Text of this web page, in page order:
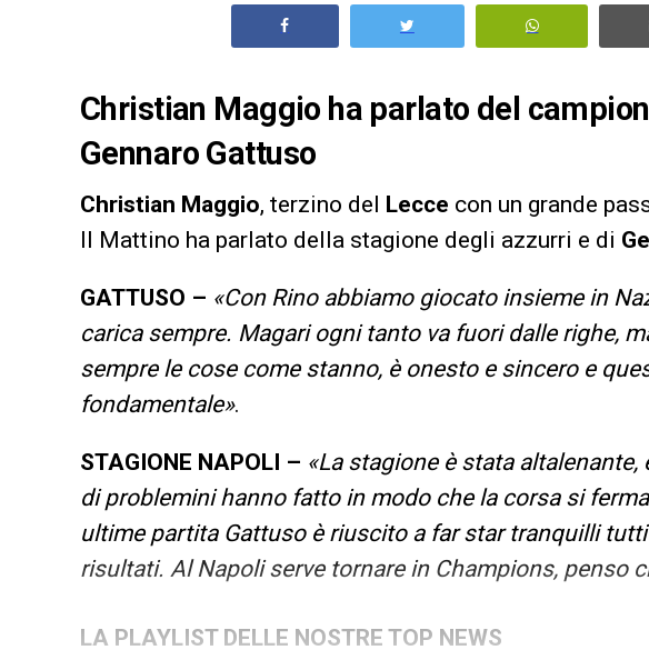
Christian Maggio ha parlato del
Gennaro Gattuso
Christian Maggio, terzino del Lecce con un grande
Il Mattino ha parlato della stagione degli azzurri e di
GATTUSO – «Con Rino abbiamo giocato insieme in
carica sempre. Magari ogni tanto va fuori dalle righe,
sempre le cose come stanno, è onesto e sincero e
fondamentale».
STAGIONE NAPOLI – «La stagione è stata
di problemini hanno fatto in modo che la corsa si
ultime partita Gattuso è riuscito a far star tranquilli
risultati. Al Napoli serve tornare in Champions, penso
LA PLAYLIST DELLE NOSTRE TOP NEWS